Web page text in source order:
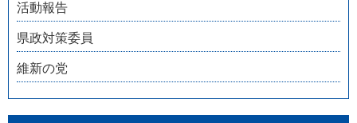
活動報告
県政対策委員
維新の党